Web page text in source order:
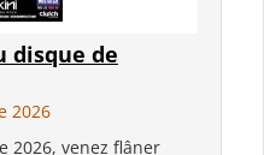
disque de
2026
2026, venez flâner